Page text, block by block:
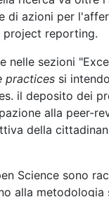
di azioni per
project reporting.
nelle sezioni
practices si
il deposito dei
alla peer-
della
Science sono
alla metodologia